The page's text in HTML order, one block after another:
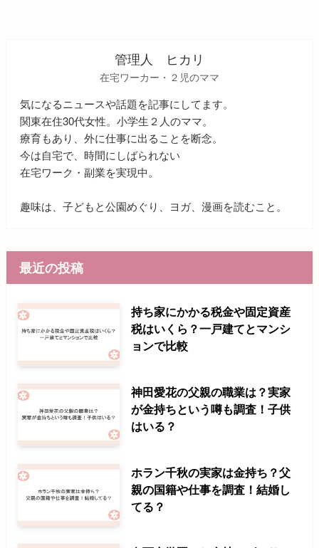
管理人 ヒカリ
在宅ワーカー・２児のママ
気になるニュースや話題を記事にしてます。
関東在住30代女性。小学生２人のママ。
療育もあり、外に仕事に出ることを断念。
今は自宅で、時間にしばられない
在宅ワーク・副業を実現中。
趣味は、子どもと公園めぐり、ヨガ、漫画を読むこと。
最近の投稿
持ち家にかかる税金や固定資産
税はいくら？一戸建てとマンシ
ョンで比較
神田愛花の父親の職業は？実家
が金持ちという噂も調査！子供
はいる？
ホラン千秋の実家は金持ち？父
親の国籍や仕事を調査！結婚し
てる？